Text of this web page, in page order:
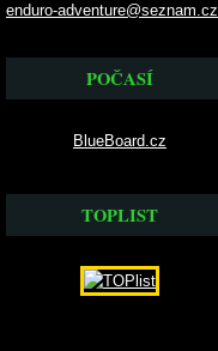
enduro-adventure@seznam.cz
POČASÍ
BlueBoard.cz
TOPLIST